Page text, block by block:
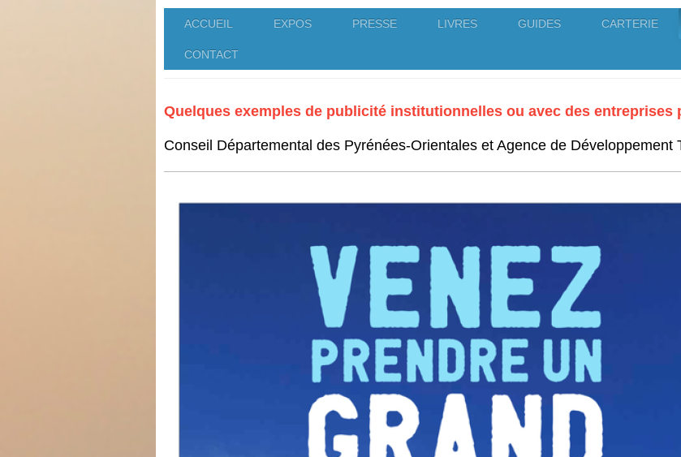
ACCUEIL EXPOS PRESSE LIVRES GUIDES CARTERIE
CONTACT
Quelques exemples de publicité institutionnelles ou avec des entreprises
Conseil Départemental des Pyrénées-Orientales et Agence de Développement